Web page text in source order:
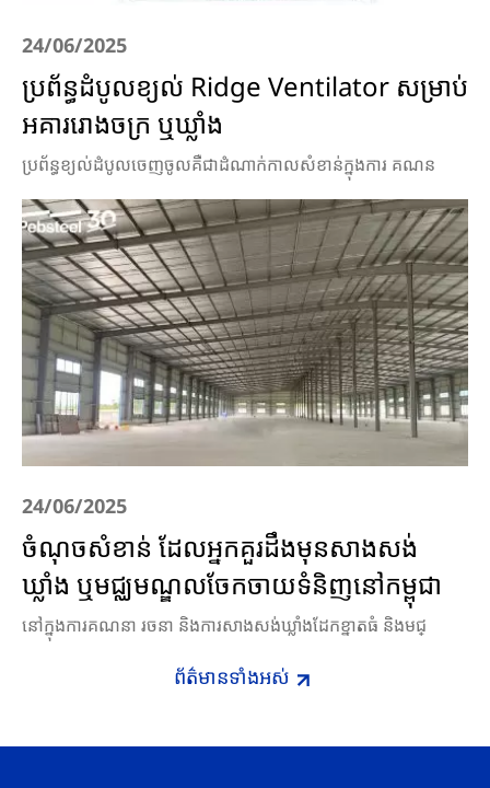
24/06/2025
ប្រព័ន្ធដំបូលខ្យល់ Ridge Ventilator សម្រាប់
អគាររោងចក្រ ឬឃ្លាំង
ប្រព័ន្ធខ្យល់ដំបូលចេញចូលគឺជាដំណាក់កាលសំខាន់ក្នុងការ គណន
24/06/2025
ចំណុចសំខាន់ ដែលអ្នកគួរដឹងមុនសាងសង់
ឃ្លាំង ឬមជ្ឈមណ្ឌលចែកចាយទំនិញនៅកម្ពុជា
នៅក្នុងការគណនា រចនា និងការសាងសង់ឃ្លាំងដែកខ្នាតធំ និងមជ្
ព័ត៌មានទាំងអស់